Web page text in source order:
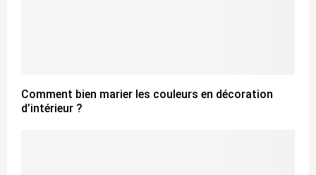
Comment bien marier les couleurs en décoration
d’intérieur ?